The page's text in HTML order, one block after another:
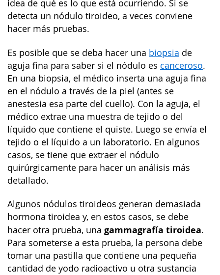
idea de qué es lo que está ocurriendo. Si se
detecta un nódulo tiroideo, a veces conviene
hacer más pruebas.
Es posible que se deba hacer una biopsia de
aguja fina para saber si el nódulo es canceroso.
En una biopsia, el médico inserta una aguja fina
en el nódulo a través de la piel (antes se
anestesia esa parte del cuello). Con la aguja, el
médico extrae una muestra de tejido o del
líquido que contiene el quiste. Luego se envía el
tejido o el líquido a un laboratorio. En algunos
casos, se tiene que extraer el nódulo
quirúrgicamente para hacer un análisis más
detallado.
Algunos nódulos tiroideos generan demasiada
hormona tiroidea y, en estos casos, se debe
hacer otra prueba, una gammagrafía tiroidea.
Para someterse a esta prueba, la persona debe
tomar una pastilla que contiene una pequeña
cantidad de yodo radioactivo u otra sustancia